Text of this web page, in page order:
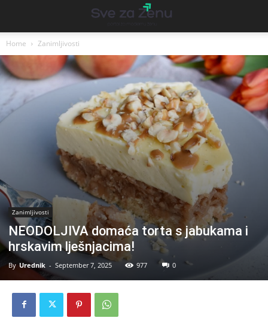
Home Zanimljivosti
Zanimljivosti
NEODOLJIVA domaća torta s jabukama i
hrskavim lješnjacima!
By Urednik - September 7, 2025 977 0